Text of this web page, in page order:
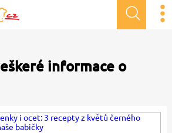
informace o